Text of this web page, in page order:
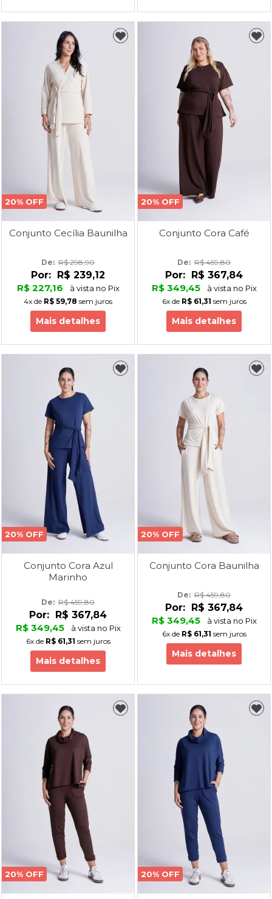
20% OFF
Conjunto Cecília Baunilha
De: R$ 298,90
Por: R$ 239,12
R$ 227,16
à vista no Pix
4x de R$ 59,78 sem juros
Mais detalhes
20% OFF
Conjunto Cora Café
De: R$ 459,80
Por: R$ 367,84
R$ 349,45
à vista no Pix
6xde R$ 61,31 sem juros
Mais detalhes
20% OFF
Conjunto Cora Azul
Marinho
De: R$ 459,80
Por:
R$ 367,84
R$ 349,45
à vista no Pix
6xde R$ 61,31 sem juros
Mais detalhes
20% OFF
Conjunto Cora Baunilha
De: R$ 459,80
Por:
R$ 367,84
R$ 349,45
à vista no Pix
6xde R$ 61,31 sem juros
Mais detalhes
20% OFF 20% OFF